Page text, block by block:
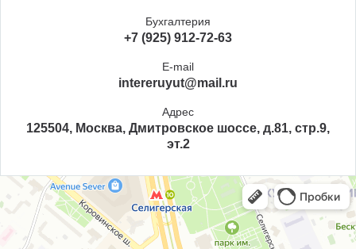
Бухгалтерия
+7 (925) 912-72-63
E-mail
intereruyut@mail.ru
Адрес
125504, Москва, Дмитровское шоссе, д.81, стр.9,
эт.2